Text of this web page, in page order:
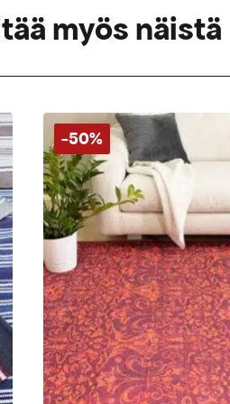
myös näistä
-50%